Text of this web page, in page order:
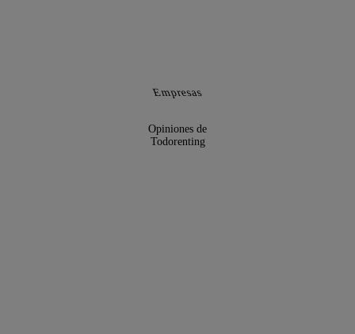
Empresas
Opiniones de
Todorenting